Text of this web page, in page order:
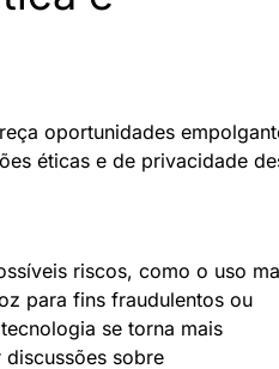
oportunidades
éticas e de privacidade
riscos, como o uso
para fins fraudulentos ou
se torna mais
sobre